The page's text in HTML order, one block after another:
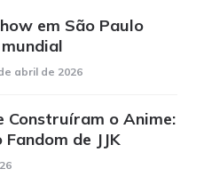
em São Paulo
abril de 2026
Construíram o Anime:
de JJK